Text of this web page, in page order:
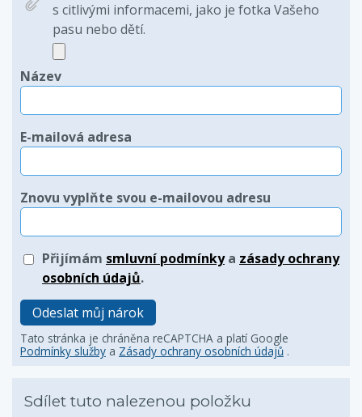
s citlivými informacemi, jako je fotka Vašeho
pasu nebo dětí.
Název
E-mailová adresa
Znovu vyplňte svou e-mailovou adresu
Přijímám smluvní podmínkya zásady ochrany
osobních údajů.
Odeslat můj nárok
Tato stránka je chráněna reCAPTCHA a platí Google
Podmínky služby a Zásady ochrany osobních údajů .
Sdílet tuto nalezenou položku